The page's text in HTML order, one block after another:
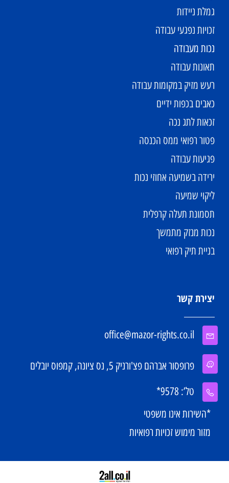
גמלת ניידות
זכויות נפגעי עבודה
נכות מעבודה
תאונות עבודה
רעש מזיק במקומות עבודה
כאבים בכפות ידיים
זכאות לתג נכה
פטור רפואי ממס הכנסה
פגיעות עבודה
ירידה בשמיעה אחוזי נכות
ליקוי שמיעה
תסמונת תעלה קרפלית
נכות מנזק מתמשך
בניית תיק רפואי
יצירת קשר
office@mazor-rights.co.il
פרופסור אברהם פצ'ורניק 5, נס ציונה, קמפוס יובלים
טל’: 9578*
*השירות אינו משפטי
מזור מימוש זכויות רפואיות